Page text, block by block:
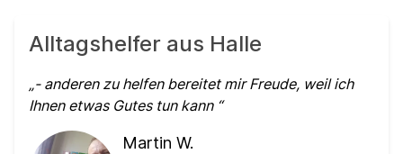
Alltagshelfer aus Halle
- anderen zu helfen bereitet mir Freude, weil ich
Ihnen etwas Gutes tun kann
Martin W.